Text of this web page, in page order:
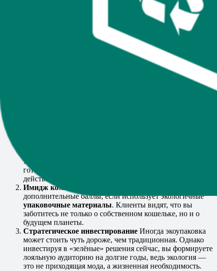
2. Экологичные упаковочные материалы: тренд или
Согласитесь, лет 10 назад слова «экологичные» и
«устойчивые» казались чем-то обособленным, далёким от
массового рынка. Но времена меняются, и сегодня забота об
окружающей среде стала одним из важнейших критериев при
выборе продукта. На первый план вышли такие параметры,
товара. Согласно опросам, более 50% потребителей
готовы платить дороже за экоупаковку, если она
действительно полезна для природы.
Имидж компании
дополнительные баллы, если использует экологичные
упаковочные материалы. Клиенты видят, что вы
заботитесь не только о собственном кошельке, но и о
будущем планеты.
Стратегическое инвестирование Иногда экоупаковка
может стоить чуть дороже, чем традиционная. Однако
инвестируя в «зелёные» решения сейчас, вы формируете
лояльную аудиторию на долгие годы, ведь экология —
это не приходящая мода, а жизненная необходимость.